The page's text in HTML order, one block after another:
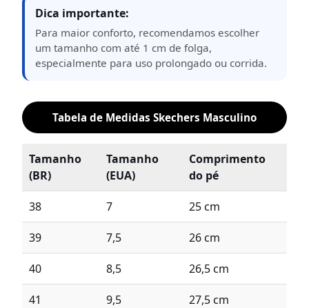
Dica importante:
Para maior conforto, recomendamos escolher
um tamanho com até 1 cm de folga,
especialmente para uso prolongado ou corrida.
Tabela de Medidas Skechers Masculino
Tamanho
(BR)
Tamanho
(EUA)
Comprimento
do pé
38 7 25 cm
39 7,5 26 cm
40 8,5 26,5 cm
41 9,5 27,5 cm